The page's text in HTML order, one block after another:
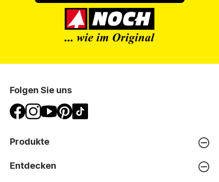
Folgen Sie uns
Produkte
Entdecken